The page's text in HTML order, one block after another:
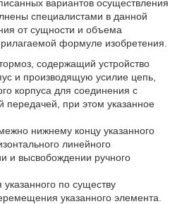
вариантов осуществления
специалистами в данной
от сущности и объема
формуле изобретения.
содержащий устройство
и производящую усилие цепь,
корпуса для соединения с
передачей, при этом указанное
нижнему концу указанного
линейного
и высвобождении ручного
по существу
указанного элемента.